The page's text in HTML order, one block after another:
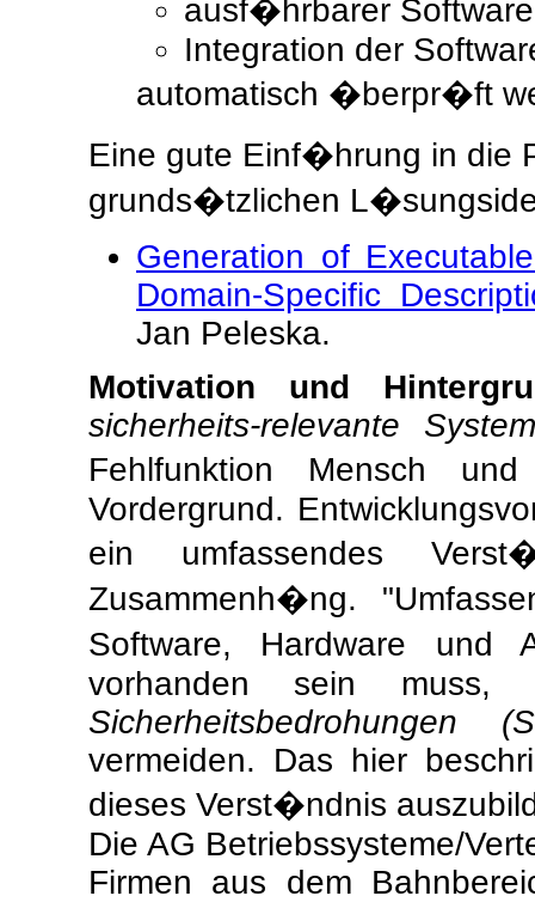
ausf�hrbarer Software
Integration der
automatisch �berpr�ft
Eine gute Einf�hrung in die
grunds�tzlichen
Generation of
Domain-Specific
Jan Peleska.
Motivation und
sicherheits-relevante
Fehlfunktion Mensch
Vordergrund.
ein umfassendes
Zusammenh�ng.
Software, Hardware und
vorhanden sein
Sicherheitsbedrohungen
vermeiden. Das hier
dieses Verst�ndnis
Die AG Betriebssysteme/
Firmen aus dem